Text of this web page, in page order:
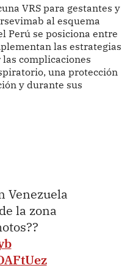
VRS para gestantes y
al esquema
Perú se posiciona entre
las estrategias
complicaciones
una protección
y durante sus
Venezuela
la zona